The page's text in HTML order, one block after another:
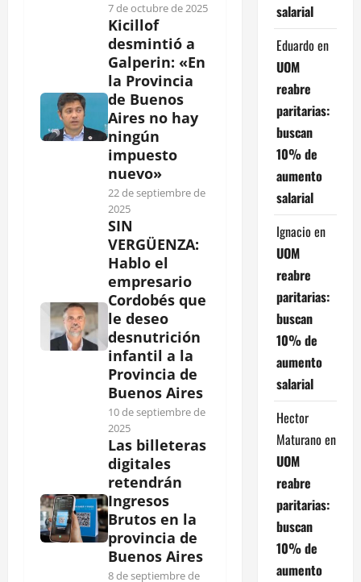
7 de octubre de 2025
Kicillof
desmintió a
Galperin: «En
la Provincia
de Buenos
Aires no hay
ningún
impuesto
nuevo»
22 de septiembre de
2025
SIN
VERGÜENZA:
Hablo el
empresario
Cordobés que
le deseo
desnutrición
infantil a la
Provincia de
Buenos Aires
10 de septiembre de
2025
Las billeteras
digitales
retendrán
Ingresos
Brutos en la
provincia de
Buenos Aires
8 de septiembre de
salarial
Eduardo en
UOM
reabre
paritarias:
buscan
10% de
aumento
salarial
Ignacio en
UOM
reabre
paritarias:
buscan
10% de
aumento
salarial
Hector
Maturano en
UOM
reabre
paritarias:
buscan
10% de
aumento